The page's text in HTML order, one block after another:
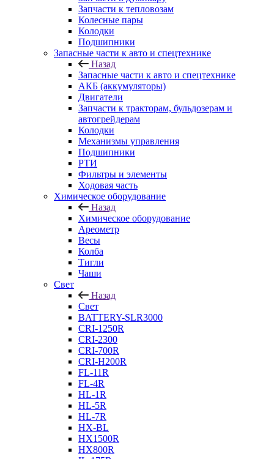
Запчасти к тепловозам
Колесные пары
Колодки
Подшипники
Запасные части к авто и спецтехнике
Назад
Запасные части к авто и спецтехнике
АКБ (аккумуляторы)
Двигатели
Запчасти к тракторам, бульдозерам и
автогрейдерам
Колодки
Механизмы управления
Подшипники
РТИ
Фильтры и элементы
Ходовая часть
Химическое оборудование
Назад
Химическое оборудование
Ареометр
Весы
Колба
Тигли
Чаши
Cвет
Назад
Cвет
BATTERY-SLR3000
CRI-1250R
CRI-2300
CRI-700R
CRI-H200R
FL-11R
FL-4R
HL-1R
HL-5R
HL-7R
HX-BL
HX1500R
HX800R